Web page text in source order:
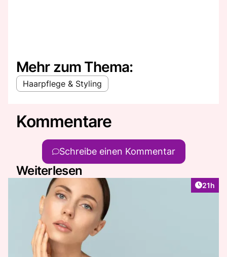
Mehr zum Thema:
Haarpflege & Styling
Kommentare
Schreibe einen Kommentar
Weiterlesen
Artikel
21h